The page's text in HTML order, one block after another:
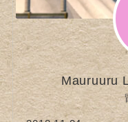
Mauruuru